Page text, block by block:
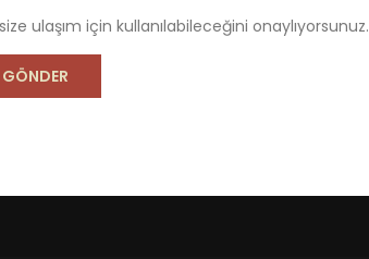
ulaşım için kullanılabileceğini onaylıyorsunuz.